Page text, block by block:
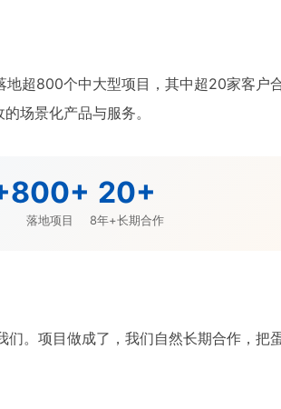
超800个中大型项目，其中超20家客户
场景化产品与服务。
800+
落地项目
20+
8年+长期合作
。项目做成了，我们自然长期合作，把